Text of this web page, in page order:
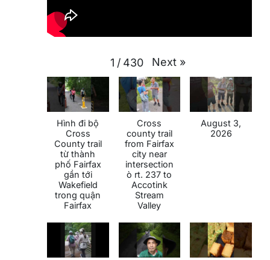
1 / 430 Next »
Hình đi bộ
Cross
County trail
từ thành
phố Fairfax
gần tới
Wakefield
trong quận
Fairfax
Cross
county trail
from Fairfax
city near
intersection
ò rt. 237 to
Accotink
Stream
Valley
August 3,
2026